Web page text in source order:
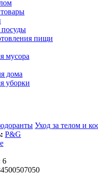
посуды
пищи
мусора
дома
уборки
Уход за телом и
P&G
6